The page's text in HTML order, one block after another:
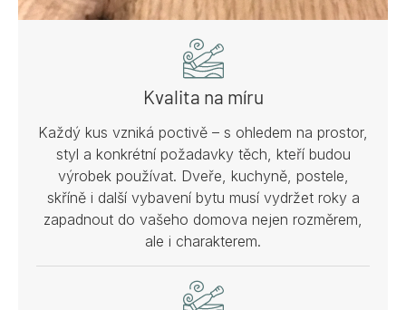
Kvalita na míru
Každý kus vzniká poctivě – s ohledem na prostor,
styl a konkrétní požadavky těch, kteří budou
výrobek používat. Dveře, kuchyně, postele,
skříně i další vybavení bytu musí vydržet roky a
zapadnout do vašeho domova nejen rozměrem,
ale i charakterem.